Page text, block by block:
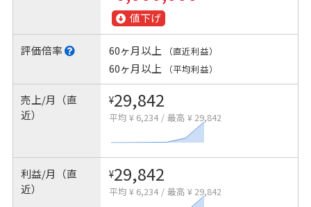
値下げ
評価倍率 60ヶ月以上 （直近利益）
60ヶ月以上 （平均利益）
売上/月（直
近）
¥29,842
平均 ¥ 6,234 / 最高 ¥ 29,842
利益/月（直
近）
¥29,842
平均 ¥ 6,234 / 最高 ¥ 29,842